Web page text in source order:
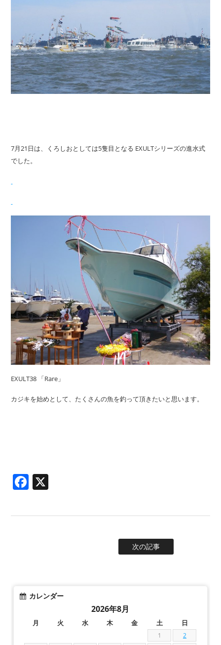
7月21日は、くろしおとしては5隻目となる EXULTシリーズの進水式
でした。
EXULT38 「Rare」
カジキを始めとして、たくさんの魚を釣って頂きたいと思います。
Facebook
次の記事
カレンダー
2026年8月
月 火 水 木 金 土 日
1
2